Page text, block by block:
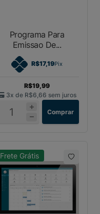
Programa Para
Emissao De...
R$17,19Pix
R$19,99
3x de R$6,66 sem juros
Comprar
Frete Grátis